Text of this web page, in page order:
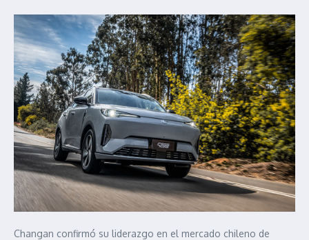
Changan confirmó su liderazgo en el mercado chileno de